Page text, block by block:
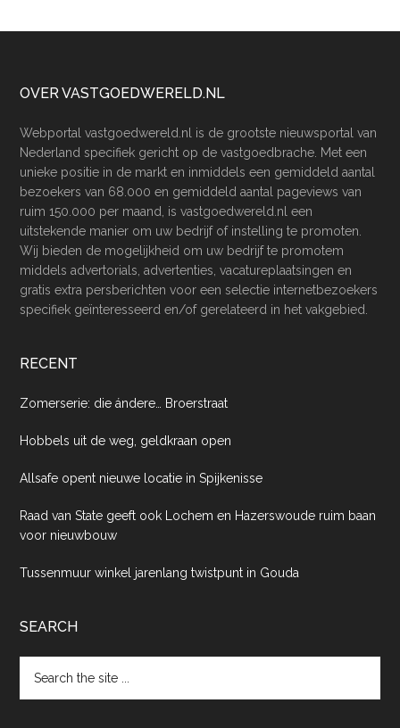
Footer
OVER VASTGOEDWERELD.NL
Webportal vastgoedwereld.nl is de grootste nieuwsportal van
Nederland specifiek gericht op de vastgoedbrache. Met een
unieke positie in de markt en inmiddels een gemiddeld aantal
bezoekers van 68.000 en gemiddeld aantal pageviews van
ruim 150.000 per maand, is vastgoedwereld.nl een
uitstekende manier om uw bedrijf of instelling te promoten.
Wij bieden de mogelijkheid om uw bedrijf te promotem
middels advertorials, advertenties, vacatureplaatsingen en
gratis extra persberichten voor een selectie internetbezoekers
specifiek geïnteresseerd en/of gerelateerd in het vakgebied.
RECENT
Zomerserie: die ándere… Broerstraat
Hobbels uit de weg, geldkraan open
Allsafe opent nieuwe locatie in Spijkenisse
Raad van State geeft ook Lochem en Hazerswoude ruim baan
voor nieuwbouw
Tussenmuur winkel jarenlang twistpunt in Gouda
SEARCH
the